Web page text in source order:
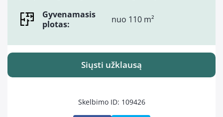
Gyvenamasis
plotas:
nuo 110 m²
Siųsti užklausą
Skelbimo ID: 109426